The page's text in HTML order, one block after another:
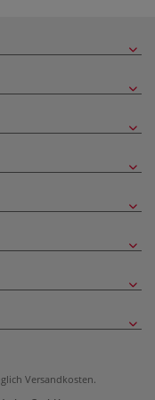
Versandkosten.